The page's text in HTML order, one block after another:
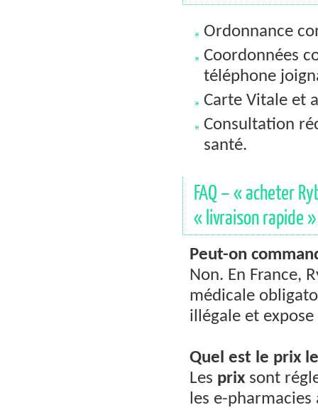
Ordonnance
Coordonnées
téléphone
Carte Vitale et
Consultation
santé.
FAQ – « acheter
« livraison rapide »
Peut-on
Non. En France,
médicale
illégale et
Quel est le prix
Les prix sont
les e-